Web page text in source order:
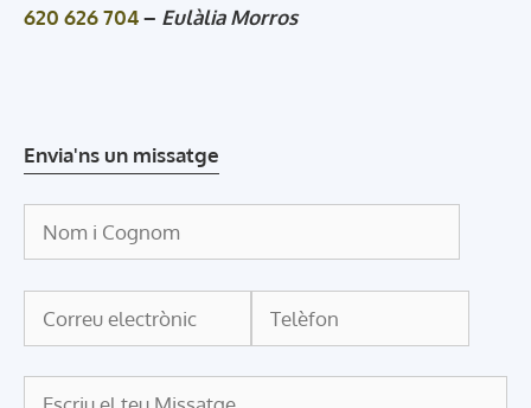
620 626 704– Eulàlia Morros
Envia'ns un missatge